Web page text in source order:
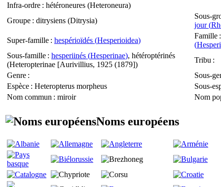
Infra-ordre : hétéroneures (Heteroneura)
Groupe : ditrysiens (Ditrysia)
Sous-
jour (
Super-famille : hespérioïdés (Hesperioidea)
Famille
(
Sous-famille : hesperiinés (Hesperinae), hétéroptérinés
(Heteropterinae [Aurivillius, 1925 (1879])
Tribu :
Genre :
Sous-
Espèce : Heteropterus morpheus
Sous-
Nom commun : miroir Nom
Noms européens